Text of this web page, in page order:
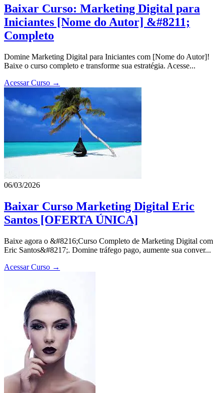
Baixar Curso: Marketing Digital para
Iniciantes [Nome do Autor] &#8211;
Completo
Domine Marketing Digital para Iniciantes com [Nome do Autor]!
Baixe o curso completo e transforme sua estratégia. Acesse...
Acessar Curso →
06/03/2026
Baixar Curso Marketing Digital Eric
Santos [OFERTA ÚNICA]
Baixe agora o &#8216;Curso Completo de Marketing Digital com
Eric Santos&#8217;. Domine tráfego pago, aumente sua conver...
Acessar Curso →